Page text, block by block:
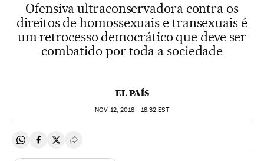
Ofensiva ultraconservadora contra os
direitos de homossexuais e transexuais é
um retrocesso democrático que deve ser
combatido por toda a sociedade
EL PAÍS
NOV 12, 2018 - 18:32 EST
Compartir en Whatsapp
Compartir en Facebook
Compartir en Twitter
Desplegar Redes Sociales